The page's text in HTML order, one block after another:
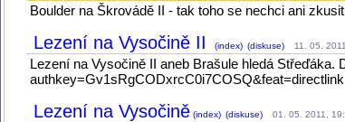
Boulder na Škrovádě II - tak toho se nechci ani
Lezení na Vysočině II (index) (diskuse) 11. 05.
Lezení na Vysočině II aneb Brašule hledá
authkey=Gv1sRgCODxrcC0i7COSQ&feat=directlink
Lezení na Vysočině (index) (diskuse) 01. 05. 2011,